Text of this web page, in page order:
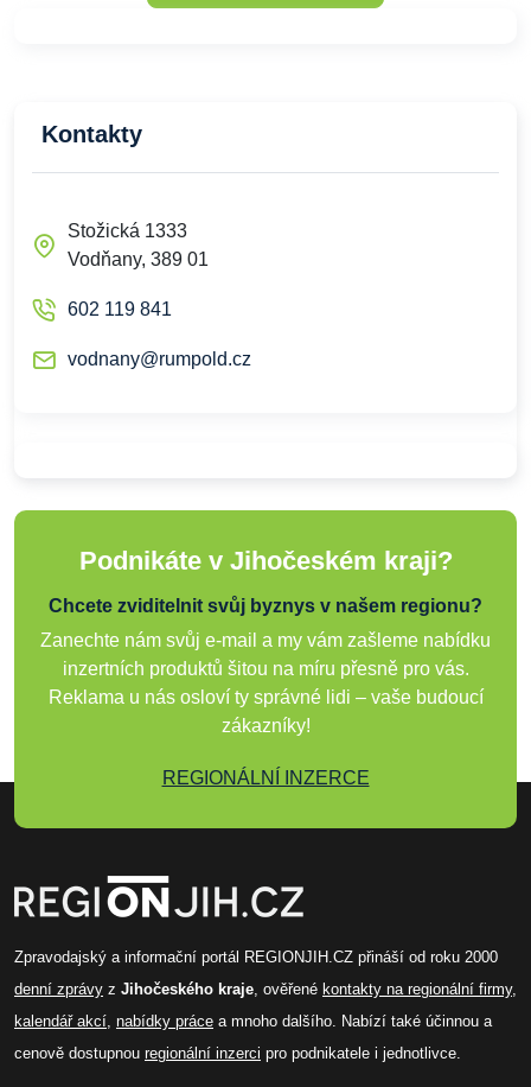
Kontakty
Stožická 1333
Vodňany, 389 01
602 119 841
vodnany@rumpold.cz
Podnikáte v Jihočeském kraji?
Chcete zviditelnit svůj byznys v našem regionu?
Zanechte nám svůj e-mail a my vám zašleme nabídku
inzertních produktů šitou na míru přesně pro vás.
Reklama u nás osloví ty správné lidi – vaše budoucí
zákazníky!
REGIONÁLNÍ INZERCE
Zpravodajský a informační portál REGIONJIH.CZ přináší od roku 2000
denní zprávy z Jihočeského kraje, ověřené kontakty na regionální firmy,
kalendář akcí, nabídky práce a mnoho dalšího. Nabízí také účinnou a
cenově dostupnou regionální inzerci pro podnikatele i jednotlivce.